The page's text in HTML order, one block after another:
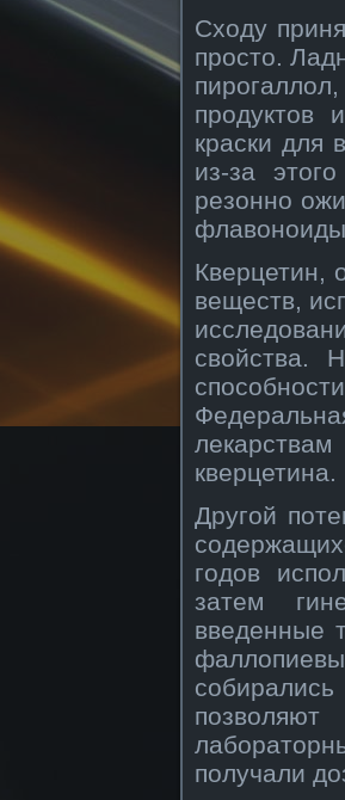
Сходу
просто.
продуктов
краски для
из-за
резонно
Кверцетин,
веществ,
свойства.
кверцетина.
Другой
годов
затем
введенные
получали